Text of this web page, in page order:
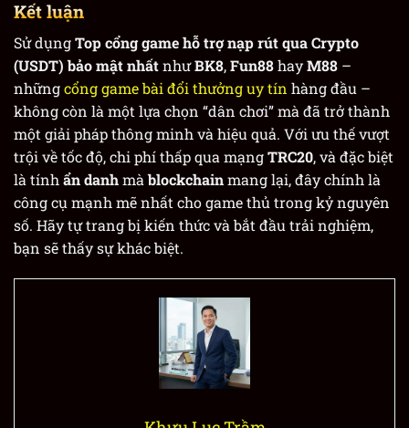
Kết luận
Sử dụngTop cổng game hỗ trợ nạp rút qua Crypto
(USDT) bảo mật nhấtnhưBK8,Fun88hayM88 –
nhữngcổng game bài đổi thưởng uy tín hàng đầu –
không còn là một lựa chọn “dân chơi” mà đã trở thành
một giải pháp thông minh và hiệu quả. Với ưu thế vượt
trội về tốc độ, chi phí thấp qua mạngTRC20, và đặc biệt
là tínhẩn danhmàblockchainmang lại, đây chính là
công cụ mạnh mẽ nhất cho game thủ trong kỷ nguyên
số. Hãy tự trang bị kiến thức và bắt đầu trải nghiệm,
bạn sẽ thấy sự khác biệt.